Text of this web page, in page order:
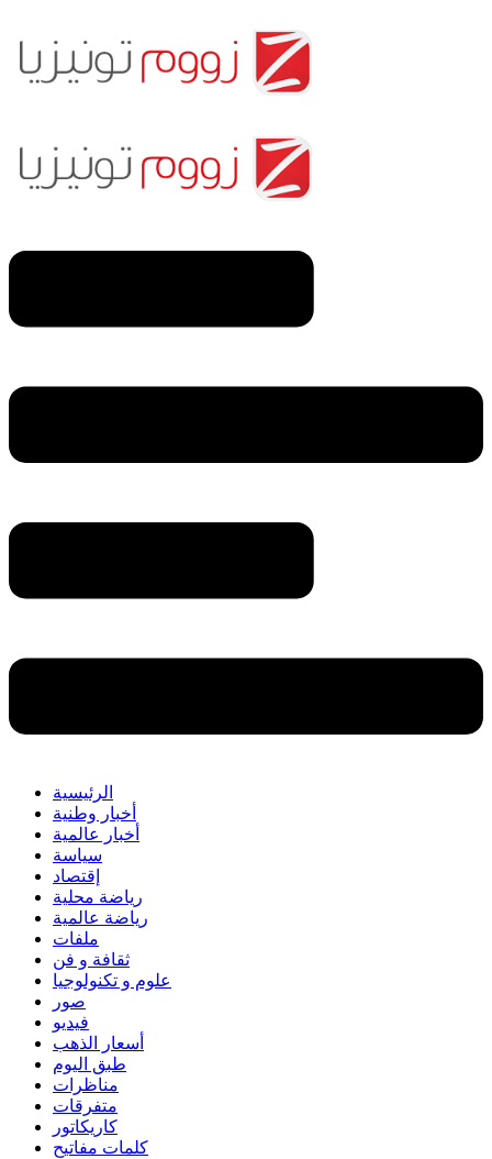
الرئيسية
أخبار وطنية
أخبار عالمية
سياسة
إقتصاد
رياضة محلية
رياضة عالمية
ملفات
ثقافة و فن
علوم و تكنولوجيا
صور
فيديو
أسعار الذهب
طبق اليوم
مناظرات
متفرقات
كاريكاتور
كلمات مفاتيح